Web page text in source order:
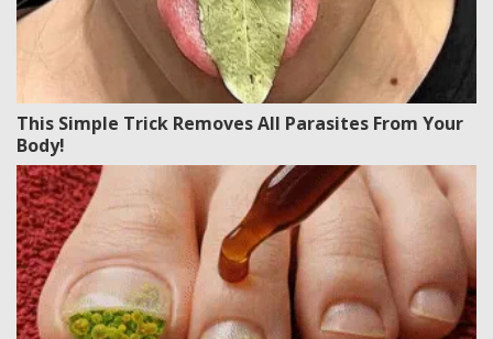
This Simple Trick Removes All Parasites From Your
Body!